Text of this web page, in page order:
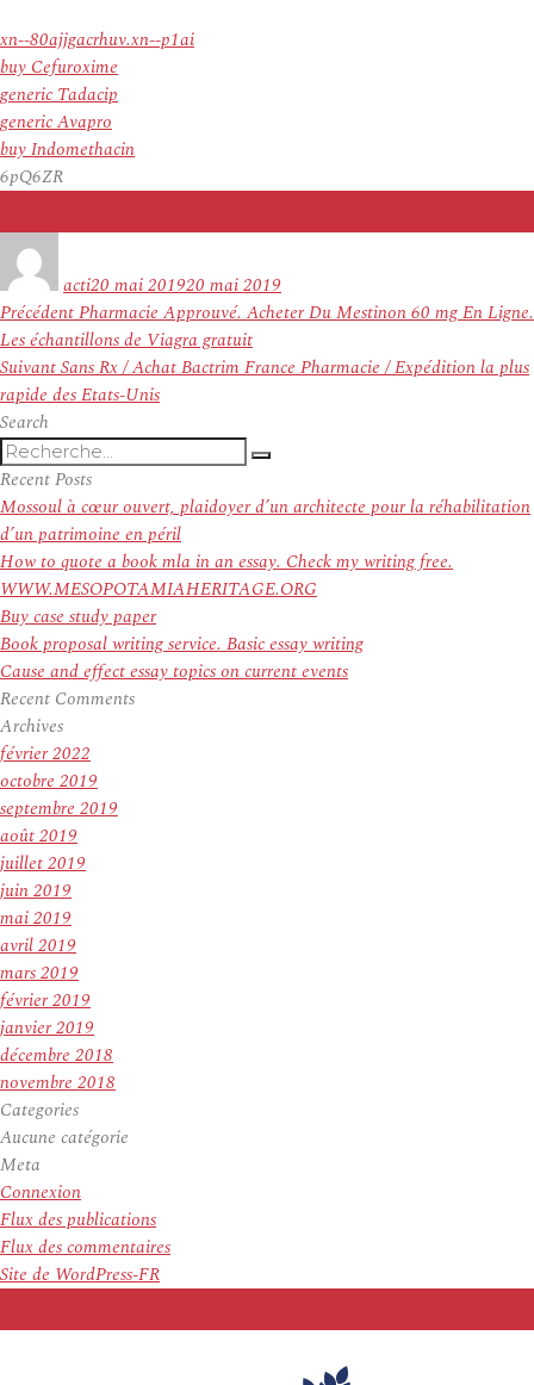
xn--80ajjgacrhuv.xn--p1ai
buy Cefuroxime
generic Tadacip
generic Avapro
buy Indomethacin
6pQ6ZR
actile
20 mai 201920 mai 2019
Navigation
de
l’article
PrécédentArticle
précédent :
Pharmacie Approuvé. Acheter Du Mestinon 60 mg En Ligne.
Les échantillons de Viagra gratuit
SuivantArticle
suivant :
Sans Rx / Achat Bactrim France Pharmacie / Expédition la plus
rapide des Etats-Unis
Search
Recherche
pour
:
Recherche
Recent Posts
Mossoul à cœur ouvert, plaidoyer d’un architecte pour la réhabilitation
d’un patrimoine en péril
How to quote a book mla in an essay. Check my writing free.
WWW.MESOPOTAMIAHERITAGE.ORG
Buy case study paper
Book proposal writing service. Basic essay writing
Cause and effect essay topics on current events
Recent Comments
Archives
février 2022
octobre 2019
septembre 2019
août 2019
juillet 2019
juin 2019
mai 2019
avril 2019
mars 2019
février 2019
janvier 2019
décembre 2018
novembre 2018
Categories
Aucune catégorie
Meta
Connexion
Flux des publications
Flux des commentaires
Site de WordPress-FR